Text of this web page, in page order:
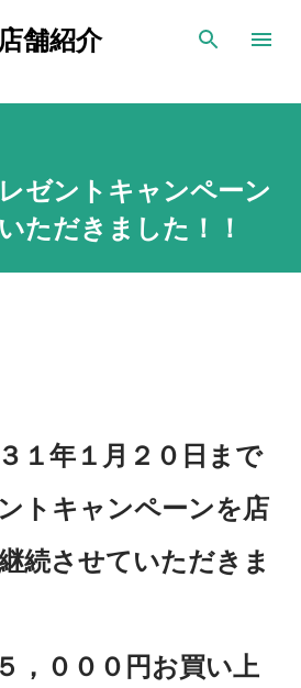
メイン コンテンツに移動
舗紹介
ゼントキャンペーン
ただきました！！
１年１月２０日まで
トキャンペーンを店
続させていただきま
，０００円お買い上